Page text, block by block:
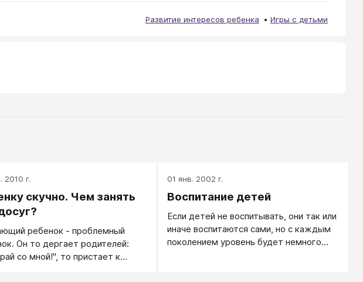
Развитие интересов ребенка Игры с детьми
2010 г.
скучно. Чем занять
ребенок - проблемный
Он то дергает родителей:
со мной!", то пристает к
01 янв. 2002 г.
Воспитание детей
Если детей не воспитывать, они так или
иначе воспитаются сами, но с каждым
поколением уровень будет немного